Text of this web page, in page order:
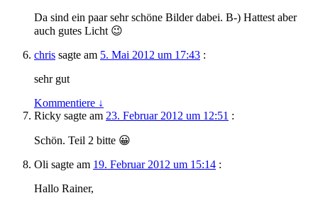
Da sind ein paar sehr schöne Bilder dabei. B-) Hattest aber
auch gutes Licht 😉
chris sagte am 5. Mai 2012 um 17:43 :
sehr gut
Kommentiere ↓
Ricky sagte am 23. Februar 2012 um 12:51 :
Schön. Teil 2 bitte 😀
Oli sagte am 19. Februar 2012 um 15:14 :
Hallo Rainer,